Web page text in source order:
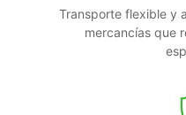
Transporte flexible y
mercancías que